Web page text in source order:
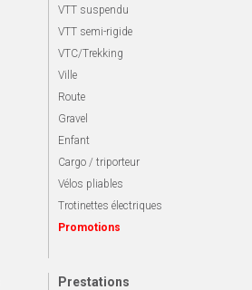
VTT suspendu
VTT semi-rigide
VTC/Trekking
Ville
Route
Gravel
Enfant
Cargo / triporteur
Vélos pliables
Trotinettes électriques
Promotions
Prestations